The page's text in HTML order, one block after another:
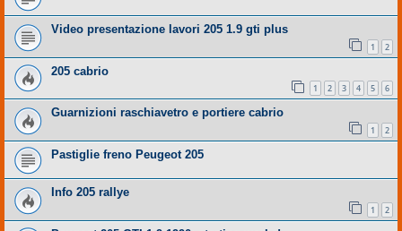
Video presentazione lavori 205 1.9 gti plus
1 2
205 cabrio
1 2 3 4 5 6
Guarnizioni raschiavetro e portiere cabrio
1 2
Pastiglie freno Peugeot 205
Info 205 rallye
1 2